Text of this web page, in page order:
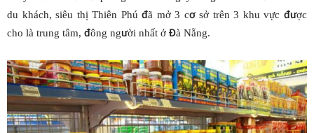
du khách, siêu thị Thiên Phú đã mở 3 cơ sở trên 3 khu vực được
cho là trung tâm, đông người nhất ở Đà Nẵng.